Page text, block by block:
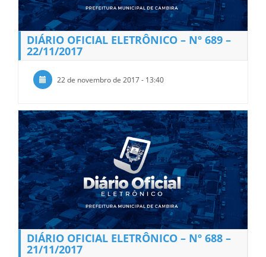
DIÁRIO OFICIAL ELETRÔNICO – Nº 689 –
22/11/2017
22 de novembro de 2017 - 13:40
DIÁRIO OFICIAL ELETRÔNICO – Nº 688 –
21/11/2017